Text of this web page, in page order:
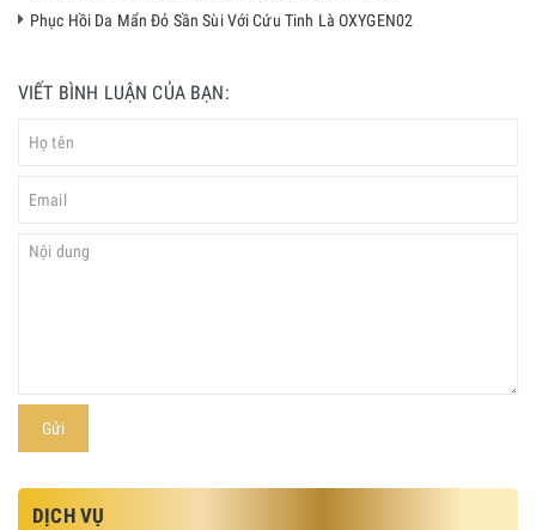
Phục Hồi Da Mẩn Đỏ Sần Sùi Với Cứu Tinh Là OXYGEN02
VIẾT BÌNH LUẬN CỦA BẠN:
Gửi
DỊCH VỤ